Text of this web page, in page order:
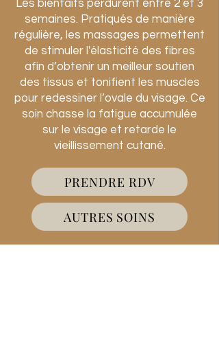
Les bienfaits perdurent entre 2 et 3
semaines. Pratiqués de manière
régulière, les massages permettent
de stimuler l'élasticité des fibres
afin d’obtenir un meilleur soutien
des tissus et tonifient les muscles
pour redessiner l’ovale du visage. Ce
soin chasse la fatigue accumulée
sur le visage et retarde le
vieillissement cutané.
PRENDRE RDV
AUTRES SOINS